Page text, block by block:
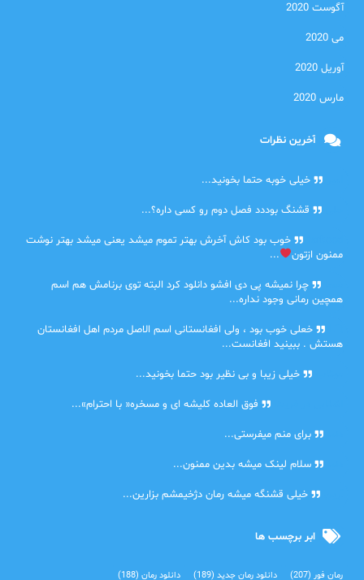
آگوست 2020
می 2020
آوریل 2020
مارس 2020
آخرین نظرات
خیلی خوبه حتما بخونید...
قشنگ بوددد فصل دوم رو کسی داره؟...
خوب بود کاش آخرش بهتر تموم میشد یعنی میشد بهتر نوشت
ممنون ازتون
...
چرا نمیشه پی دی افشو دانلود کرد البته توی برنامش هم اسم
همچین رمانی وجود نداره...
خعلی خوب بود ، ولی افغانستانی اسم الاصل مردم اهل افغانستان
هستش . ببینید افغانست...
خیلی زیبا و بی نظیر بود حتما بخونید...
فوق العاده کلیشه ای و مسخره« با احترام»...
برای منم میفرستی...
سلام لینک میشه بدین ممنون...
خیلی قشنگه میشه رمان دژخیمشم بزارین...
ابر برچسب ها
رمان فور(207) دانلود رمان جدید(189) دانلود رمان(188)